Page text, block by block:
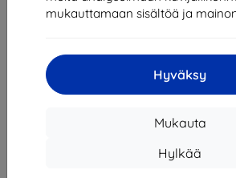
mukauttamaan sisältöä ja
Hyväksy
Mukauta
Hylkää
Loppuunmyyty